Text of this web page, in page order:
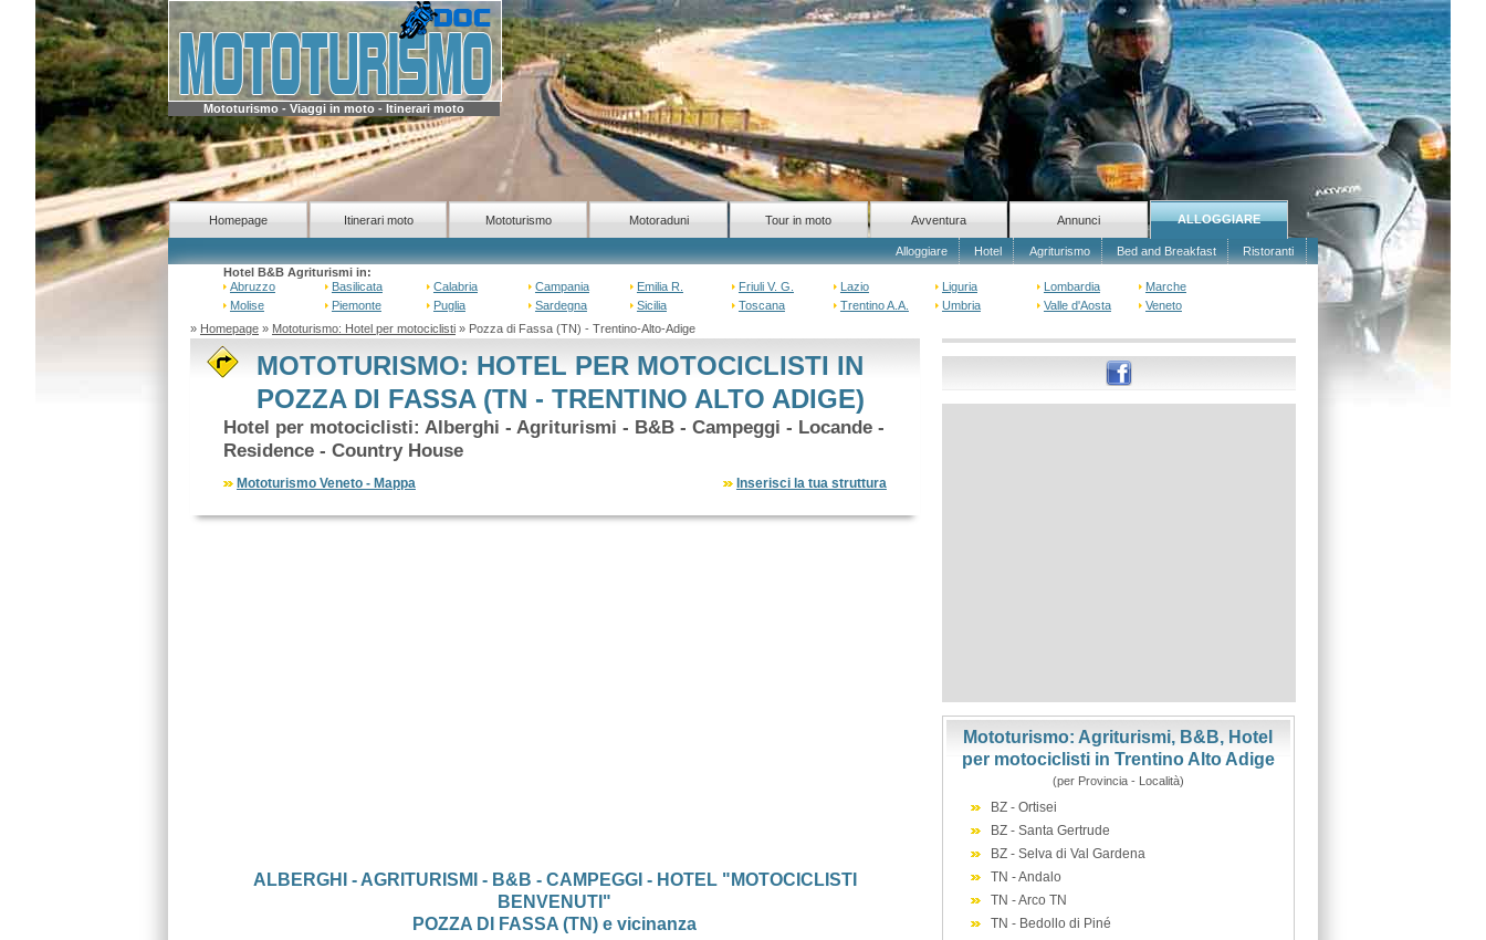
Mototurismo - Viaggi in moto - Itinerari moto
Homepage Itinerari moto Mototurismo Motoraduni Tour in moto Avventura Annunci ALLOGGIARE
Alloggiare Hotel Agriturismo Bed and Breakfast
Ristoranti
Hotel B&B Agriturismi in:
Abruzzo
Basilicata Calabria Campania Emilia R. Friuli V. G. Lazio Liguria Lombardia
Marche
Molise
Piemonte Puglia Sardegna Sicilia Toscana Trentino A.A. Umbria Valle d'Aosta
Veneto
» Homepage» Mototurismo: Hotel per motociclisti» Pozza di Fassa (TN) - Trentino-Alto-Adige
MOTOTURISMO: HOTEL PER MOTOCICLISTI IN
POZZA DI FASSA (TN - TRENTINO ALTO ADIGE)
Hotel per motociclisti: Alberghi - Agriturismi - B&B - Campeggi - Locande -
Residence - Country House
Mototurismo Veneto - Mappa Inserisci la tua struttura
ALBERGHI - AGRITURISMI - B&B - CAMPEGGI - HOTEL "MOTOCICLISTI
BENVENUTI"
POZZA DI FASSA (TN) e vicinanza
Mototurismo: Agriturismi, B&B, Hotel
per motociclisti in Trentino Alto Adige
(per Provincia - Località)
BZ - Ortisei
BZ - Santa Gertrude
BZ - Selva di Val Gardena
TN - Andalo
TN - Arco TN
TN - Bedollo di Piné